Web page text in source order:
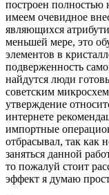
построен полностью
имеем очевидное
являющихся
меньшей мере, это
элементов в
подверженность
найдутся люди
советским
утверждение
интернете
импортные
отбрасывал, так как
заняться данной
то пожалуй стоит
эффект я думаю